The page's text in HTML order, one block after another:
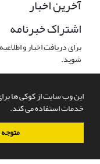
این وب سایت از کوکی ها
خدمات استفاده می کند.
آخرین اخبار
اشتراک خبرنامه
برای دریافت اخبار و
شوید.
سامانه مدیریت نشریات